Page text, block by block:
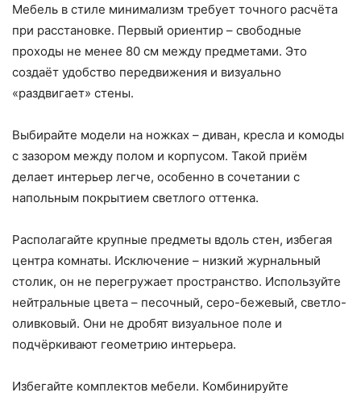
Мебель в стиле минимализм требует точного расчёта
при расстановке. Первый ориентир – свободные
проходы не менее 80 см между предметами. Это
создаёт удобство передвижения и визуально
«раздвигает» стены.
Выбирайте модели на ножках – диван, кресла и комоды
с зазором между полом и корпусом. Такой приём
делает интерьер легче, особенно в сочетании с
напольным покрытием светлого оттенка.
Располагайте крупные предметы вдоль стен, избегая
центра комнаты. Исключение – низкий журнальный
столик, он не перегружает пространство. Используйте
нейтральные цвета – песочный, серо-бежевый, светло-
оливковый. Они не дробят визуальное поле и
подчёркивают геометрию интерьера.
Избегайте комплектов мебели. Комбинируйте